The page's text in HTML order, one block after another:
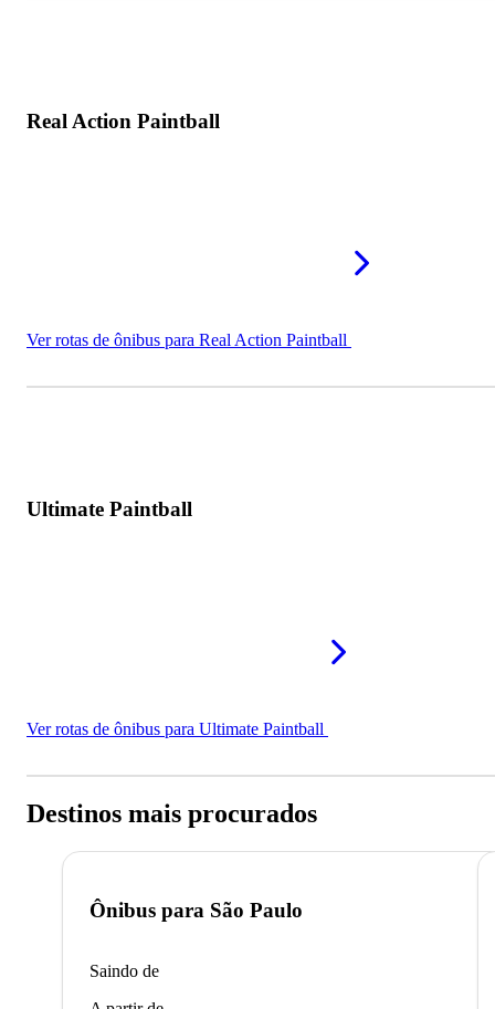
Real Action Paintball
Ver rotas de ônibus para Real Action Paintball
Ultimate Paintball
Ver rotas de ônibus para Ultimate Paintball
Destinos mais procurados
Ônibus para São Paulo
Saindo de